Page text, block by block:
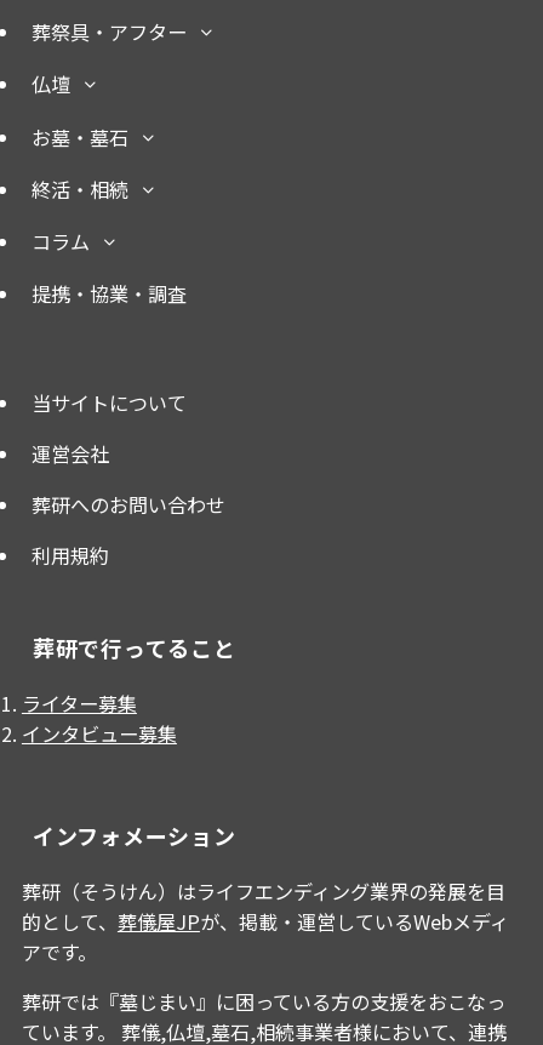
葬祭具・アフター
仏壇
お墓・墓石
終活・相続
コラム
提携・協業・調査
当サイトについて
運営会社
葬研へのお問い合わせ
利用規約
葬研で行ってること
ライター募集
インタビュー募集
インフォメーション
葬研（そうけん）はライフエンディング業界の発展を目
的として、 葬儀屋JPが、掲載・運営しているWebメディ
アです。
葬研では『墓じまい』に困っている方の支援をおこなっ
ています。 葬儀,仏壇,墓石,相続事業者様において、連携